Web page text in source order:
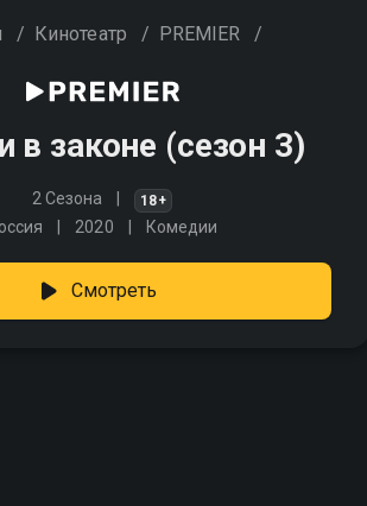
/ Кинотеатр / PREMIER /
в законе (сезон 3)
2 Сезона 18+
2020 Комедии
Смотреть